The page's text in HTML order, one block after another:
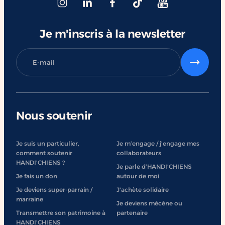
Je m'inscris à la newsletter
Nous soutenir
Je suis un particulier,
comment soutenir
HANDI’CHIENS ?
Je fais un don
Je deviens super-parrain /
marraine
Transmettre son patrimoine à
HANDI’CHIENS
Je m’engage / j’engage mes
collaborateurs
Je parle d’HANDI’CHIENS
autour de moi
J'achète solidaire
Je deviens mécène ou
partenaire